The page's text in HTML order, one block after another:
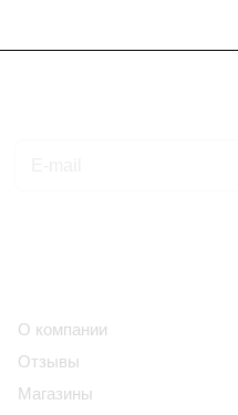
О компании
Отзывы
Магазины